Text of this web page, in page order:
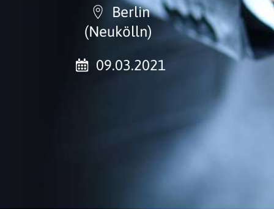
Berlin
(Neukölln)
09.03.2021